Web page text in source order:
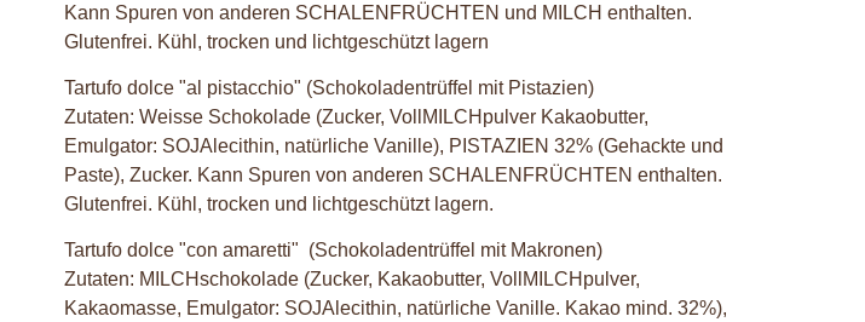
Kann Spuren von anderen SCHALENFRÜCHTEN und MILCH enthalten.
Glutenfrei. Kühl, trocken und lichtgeschützt lagern
Tartufo dolce "al pistacchio" (Schokoladentrüffel mit Pistazien)
Zutaten: Weisse Schokolade (Zucker, VollMILCHpulver Kakaobutter,
Emulgator: SOJAlecithin, natürliche Vanille), PISTAZIEN 32% (Gehackte und
Paste), Zucker. Kann Spuren von anderen SCHALENFRÜCHTEN enthalten.
Glutenfrei. Kühl, trocken und lichtgeschützt lagern.
Tartufo dolce "con amaretti" (Schokoladentrüffel mit Makronen)
Zutaten: MILCHschokolade (Zucker, Kakaobutter, VollMILCHpulver,
Kakaomasse, Emulgator: SOJAlecithin, natürliche Vanille. Kakao mind. 32%),